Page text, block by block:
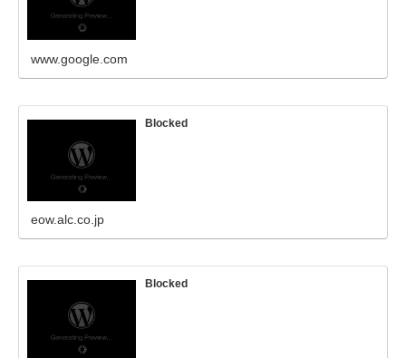
www.google.com
Blocked
eow.alc.co.jp
Blocked